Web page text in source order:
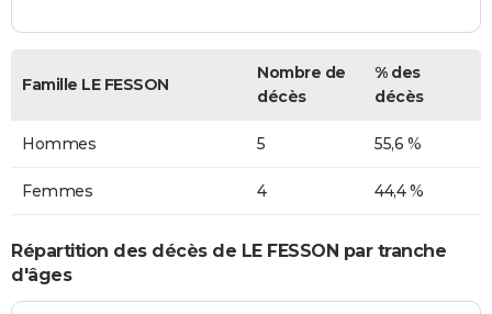
Famille LE FESSON
Nombre de
décès
% des
décès
Hommes 5 55,6 %
Femmes 4 44,4 %
Répartition des décès de LE FESSON par tranche
d'âges